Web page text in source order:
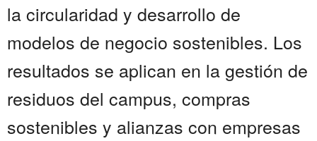
la circularidad y desarrollo de
modelos de negocio sostenibles. Los
resultados se aplican en la gestión de
residuos del campus, compras
sostenibles y alianzas con empresas